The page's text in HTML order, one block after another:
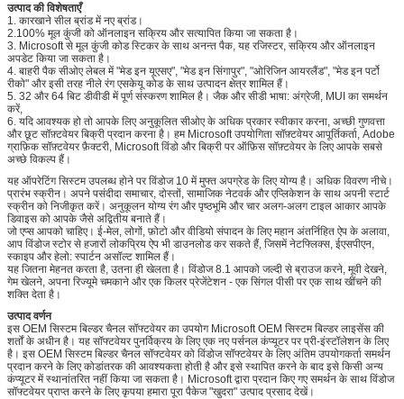
उत्पाद की विशेषताएँ
1. कारखाने सील ब्रांड में नए ब्रांड।
2.100% मूल कुंजी को ऑनलाइन सक्रिय और सत्यापित किया जा सकता है।
3. Microsoft से मूल कुंजी कोड स्टिकर के साथ अनन्त पैक, यह रजिस्टर, सक्रिय और ऑनलाइन
अपडेट किया जा सकता है।
4. बाहरी पैक सीओए लेबल में "मेड इन यूएसए", "मेड इन सिंगापुर", "ओरिजिन आयरलैंड", "मेड इन पर्टो
रीको" और इसी तरह नीले रंग एसकेयू कोड के साथ उत्पादन क्षेत्र शामिल हैं।
5. 32 और 64 बिट डीवीडी में पूर्ण संस्करण शामिल है। जैक और सीडी भाषा: अंग्रेजी, MUI का समर्थन
करें,
6. यदि आवश्यक हो तो आपके लिए अनुकूलित सीओए के अधिक प्रकार स्वीकार करना, अच्छी गुणवत्ता
और छूट सॉफ़्टवेयर बिक्री प्रदान करना है। हम Microsoft उपयोगिता सॉफ़्टवेयर आपूर्तिकर्ता, Adobe
ग्राफ़िक सॉफ़्टवेयर फ़ैक्टरी, Microsoft विंडो और बिक्री पर ऑफ़िस सॉफ़्टवेयर के लिए आपके सबसे
अच्छे विकल्प हैं।
यह ऑपरेटिंग सिस्टम उपलब्ध होने पर विंडोज 10 में मुफ्त अपग्रेड के लिए योग्य है। अधिक विवरण नीचे।
प्रारंभ स्क्रीन। अपने पसंदीदा समाचार, दोस्तों, सामाजिक नेटवर्क और एप्लिकेशन के साथ अपनी स्टार्ट
स्क्रीन को निजीकृत करें। अनुकूलन योग्य रंग और पृष्ठभूमि और चार अलग-अलग टाइल आकार आपके
डिवाइस को आपके जैसे अद्वितीय बनाते हैं।
जो एप्स आपको चाहिए। ई-मेल, लोगों, फ़ोटो और वीडियो संपादन के लिए महान अंतर्निहित ऐप के अलावा,
आप विंडोज स्टोर से हजारों लोकप्रिय ऐप भी डाउनलोड कर सकते हैं, जिसमें नेटफ्लिक्स, ईएसपीएन,
स्काइप और हेलो: स्पार्टन असॉल्ट शामिल हैं।
यह जितना मेहनत करता है, उतना ही खेलता है। विंडोज 8.1 आपको जल्दी से ब्राउज करने, मूवी देखने,
गेम खेलने, अपना रिज्यूमे चमकाने और एक किलर प्रेजेंटेशन - एक सिंगल पीसी पर एक साथ खींचने की
शक्ति देता है।
उत्पाद वर्णन
इस OEM सिस्टम बिल्डर चैनल सॉफ्टवेयर का उपयोग Microsoft OEM सिस्टम बिल्डर लाइसेंस की
शर्तों के अधीन है। यह सॉफ्टवेयर पुनर्विक्रय के लिए एक नए पर्सनल कंप्यूटर पर प्री-इंस्टॉलेशन के लिए
है। इस OEM सिस्टम बिल्डर चैनल सॉफ्टवेयर को विंडोज सॉफ्टवेयर के लिए अंतिम उपयोगकर्ता समर्थन
प्रदान करने के लिए कोडांतरक की आवश्यकता होती है और इसे स्थापित करने के बाद इसे किसी अन्य
कंप्यूटर में स्थानांतरित नहीं किया जा सकता है। Microsoft द्वारा प्रदान किए गए समर्थन के साथ विंडोज
सॉफ्टवेयर प्राप्त करने के लिए कृपया हमारा पूरा पैकेज "खुदरा" उत्पाद प्रसाद देखें।